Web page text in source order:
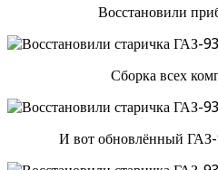
Восстановили
Сборка всех
И вот обновлённый ГАЗ-